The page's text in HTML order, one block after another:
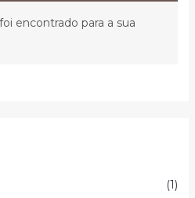
(1)
encontrado para a sua